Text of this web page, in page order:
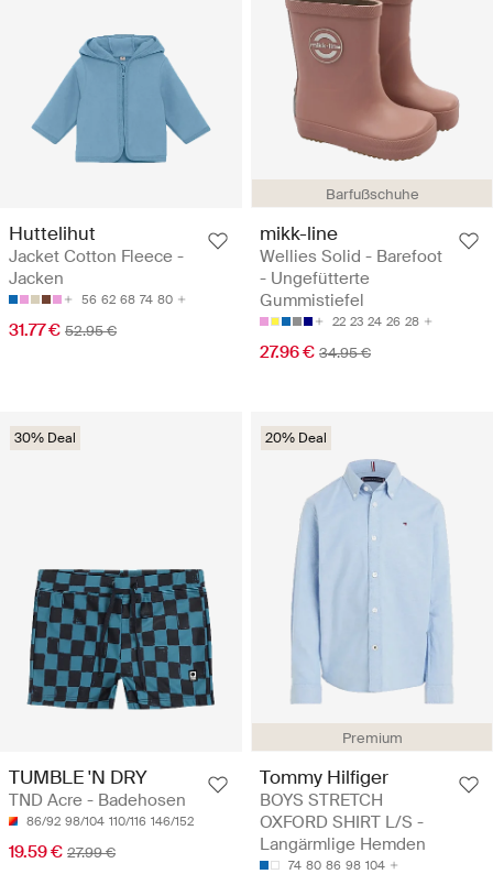
Huttelihut
Jacket Cotton Fleece -
Jacken
56 62 68 74 80
31.77 € 52.95 €
Barfußschuhe
mikk-line
Wellies Solid - Barefoot
- Ungefütterte
Gummistiefel
22 23 24 26 28
27.96 € 34.95 €
30% Deal
TUMBLE 'N DRY
TND Acre - Badehosen
86/92 98/104 110/116 146/152
19.59 € 27.99 €
Premium
20% Deal
Tommy Hilfiger
BOYS STRETCH
OXFORD SHIRT L/S -
Langärmlige Hemden
74 80 86 98 104